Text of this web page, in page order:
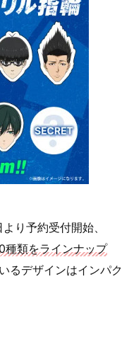
り予約受付開始、
種類をラインナップ
るデザインはインパク